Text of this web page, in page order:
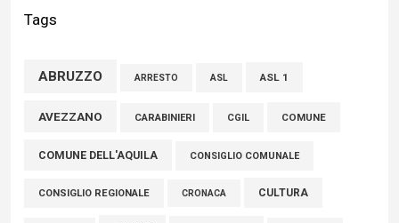
della comunità»
Marcinelle, Verrecchia (FdI): "Un minuto di raccoglimento in
connazionali tra cui molti abruzzesi"
06 Agosto 2026
Tags
ABRUZZO ARRESTO ASL ASL 1
AVEZZANO CARABINIERI CGIL COMUNE
COMUNE DELL'AQUILA CONSIGLIO COMUNALE
CONSIGLIO REGIONALE CRONACA CULTURA